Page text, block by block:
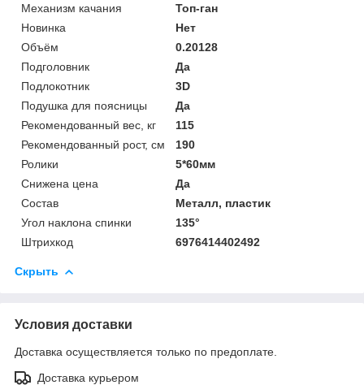
Механизм качания
Топ-ган
Новинка
Нет
Объём
0.20128
Подголовник
Да
Подлокотник
3D
Подушка для поясницы
Да
Рекомендованный вес, кг
115
Рекомендованный рост, см
190
Ролики
5*60мм
Снижена цена
Да
Состав
Металл, пластик
Угол наклона спинки
135°
Штрихкод
6976414402492
Скрыть
Условия доставки
Доставка осуществляется только по предоплате.
Доставка курьером